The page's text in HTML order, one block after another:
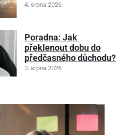
4. srpna 2026
Poradna: Jak
překlenout dobu do
předčasného důchodu?
3. srpna 2026